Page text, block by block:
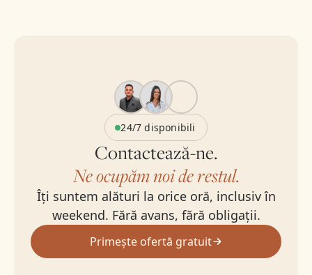
24/7 disponibili
Contactează-ne.
Ne ocupăm noi de restul.
Îți suntem alături la orice oră, inclusiv în
weekend. Fără avans, fără obligații.
Primește ofertă gratuit